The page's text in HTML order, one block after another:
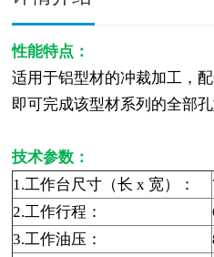
性能特点：
适用于铝型材的冲裁加工，
即可完成该型材系列的全部
技术参数：
1.工作台尺寸（长x 宽） ：
2.工作行程 ：
3.工作油压 ：